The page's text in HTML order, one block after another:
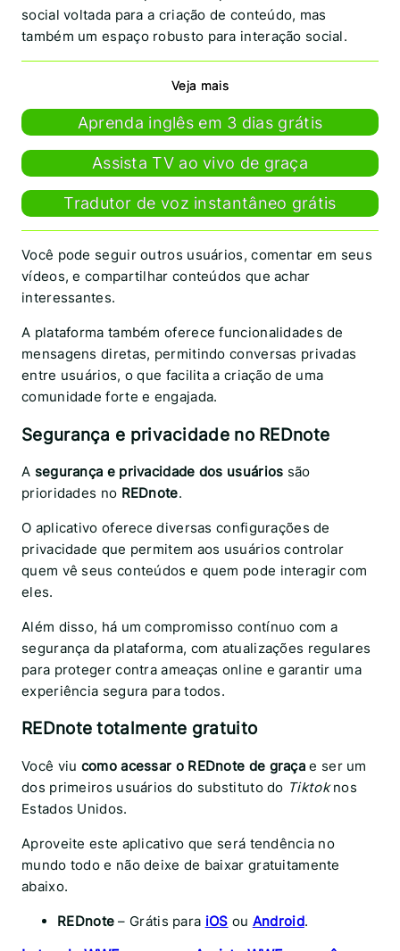
social voltada para a criação de conteúdo, mas
também um espaço robusto para interação social.
Veja mais
Aprenda inglês em 3 dias grátis
Assista TV ao vivo de graça
Tradutor de voz instantâneo grátis
Você pode seguir outros usuários, comentar em seus
vídeos, e compartilhar conteúdos que achar
interessantes.
A plataforma também oferece funcionalidades de
mensagens diretas, permitindo conversas privadas
entre usuários, o que facilita a criação de uma
comunidade forte e engajada.
Segurança e privacidade no REDnote
A segurança e privacidade dos usuários são
prioridades no REDnote.
O aplicativo oferece diversas configurações de
privacidade que permitem aos usuários controlar
quem vê seus conteúdos e quem pode interagir com
eles.
Além disso, há um compromisso contínuo com a
segurança da plataforma, com atualizações regulares
para proteger contra ameaças online e garantir uma
experiência segura para todos.
REDnote totalmente gratuito
Você viu como acessar o REDnote de graça e ser um
dos primeiros usuários do substituto do Tiktoknos
Estados Unidos.
Aproveite este aplicativo que será tendência no
mundo todo e não deixe de baixar gratuitamente
abaixo.
REDnote – Grátis para iOS ou Android.